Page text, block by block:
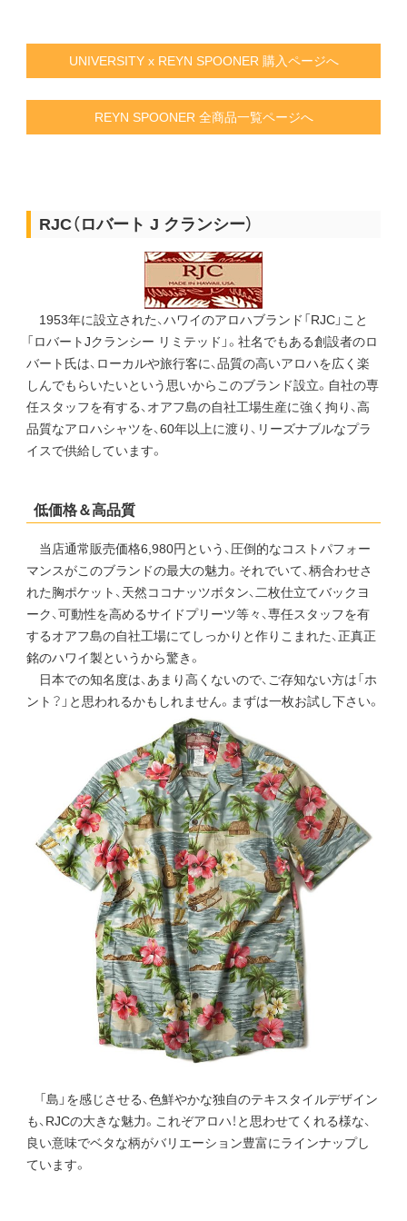
UNIVERSITY x REYN SPOONER 購入ページへ
REYN SPOONER 全商品一覧ページへ
RJC（ロバート J クランシー）
1953年に設立された、ハワイのアロハブランド「RJC」こと
「ロバートJクランシー リミテッド」。社名でもある創設者のロ
バート氏は、ローカルや旅行客に、品質の高いアロハを広く楽
しんでもらいたいという思いからこのブランド設立。自社の専
任スタッフを有する、オアフ島の自社工場生産に強く拘り、高
品質なアロハシャツを、60年以上に渡り、リーズナブルなプラ
イスで供給しています。
低価格＆高品質
当店通常販売価格6,980円という、圧倒的なコストパフォー
マンスがこのブランドの最大の魅力。それでいて、柄合わせさ
れた胸ポケット、天然ココナッツボタン、二枚仕立てバックヨ
ーク、可動性を高めるサイドプリーツ等々、専任スタッフを有
するオアフ島の自社工場にてしっかりと作りこまれた、正真正
銘のハワイ製というから驚き。
日本での知名度は、あまり高くないので、ご存知ない方は「ホ
ント？」と思われるかもしれません。まずは一枚お試し下さい。
「島」を感じさせる、色鮮やかな独自のテキスタイルデザイン
も、RJCの大きな魅力。これぞアロハ！と思わせてくれる様な、
良い意味でベタな柄がバリエーション豊富にラインナップし
ています。